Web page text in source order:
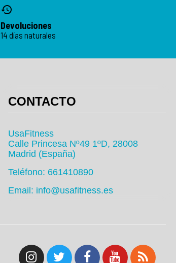
Devoluciones
14 días naturales
CONTACTO
UsaFitness
Calle Princesa Nº49 1ºD, 28008
Madrid (España)
Teléfono: 661410890
Email: info@usafitness.es